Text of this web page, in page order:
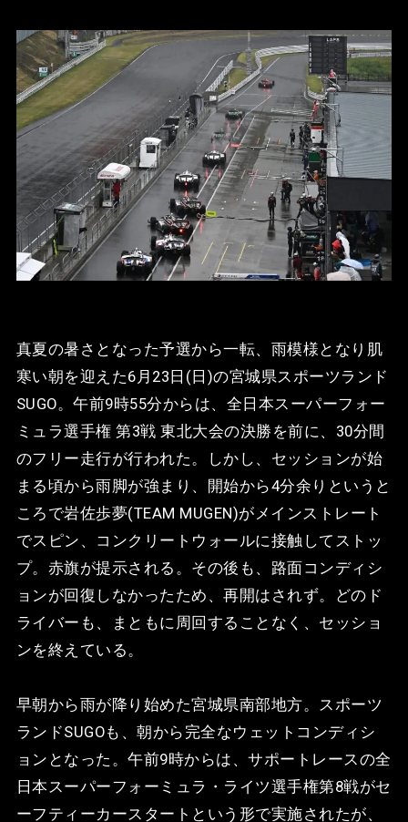
真夏の暑さとなった予選から一転、雨模様となり肌
寒い朝を迎えた6月23日(日)の宮城県スポーツランド
SUGO。午前9時55分からは、全日本スーパーフォー
ミュラ選手権 第3戦 東北大会の決勝を前に、30分間
のフリー走行が行われた。しかし、セッションが始
まる頃から雨脚が強まり、開始から4分余りというと
ころで岩佐歩夢(TEAM MUGEN)がメインストレート
でスピン、コンクリートウォールに接触してストッ
プ。赤旗が提示される。その後も、路面コンディシ
ョンが回復しなかったため、再開はされず。どのド
ライバーも、まともに周回することなく、セッショ
ンを終えている。
早朝から雨が降り始めた宮城県南部地方。スポーツ
ランドSUGOも、朝から完全なウェットコンディシ
ョンとなった。午前9時からは、サポートレースの全
日本スーパーフォーミュラ・ライツ選手権第8戦がセ
ーフティーカースタートという形で実施されたが、